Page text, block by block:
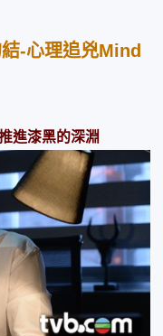
-心理追兇Mind
進漆黑的深淵